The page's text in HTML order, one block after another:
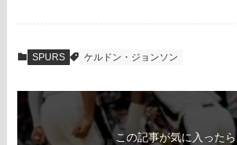
SPURS ケルドン・ジョンソン
この記事が気に入ったら